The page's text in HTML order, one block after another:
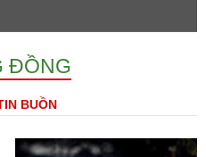
ĐỒNG
BUỒN